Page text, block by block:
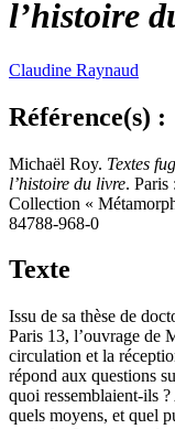
l’histoire
Claudine Raynaud
Référence(s) :
Michaël Roy. Textes
l’histoire du livre.
Collection «
84788-968-0
Texte
Issu de sa thèse de
Paris 13, l’ouvrage de
circulation et la
répond aux questions
quoi ressemblaient-ils
quels moyens, et quel